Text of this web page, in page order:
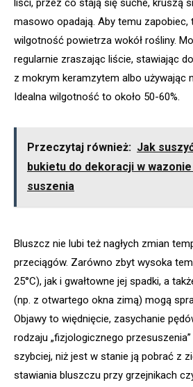
liści, przez co stają się suche, kruszą
masowo opadają. Aby temu zapobiec,
wilgotność powietrza wokół rośliny.
regularnie zraszając liście, stawiając
z mokrym keramzytem albo używając
Idealna wilgotność to około 50-60%.
Przeczytaj również: Jak
bukietu do dekoracji w
suszenia
Bluszcz nie lubi też nagłych zmian
przeciągów. Zarówno zbyt wysoka
25°C), jak i gwałtowne jej spadki, a
(np. z otwartego okna zimą) mogą
Objawy to więdnięcie, zasychanie
rodzaju „fizjologicznego
szybciej, niż jest w stanie ją pobrać z
stawiania bluszczu przy grzejnikach